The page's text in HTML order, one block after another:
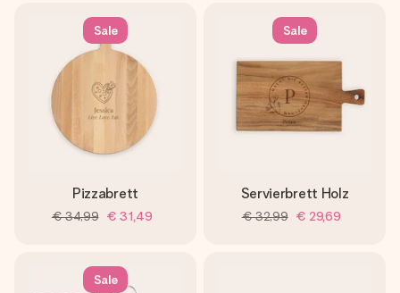
Sale
Pizzabrett
€ 34,99 € 31,49
Sale
Servierbrett Holz
€ 32,99 € 29,69
Sale